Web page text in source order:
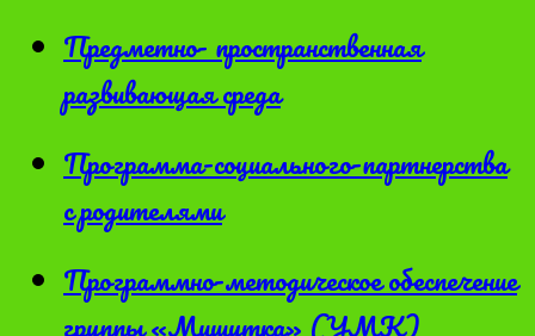
Предметно- пространственная
развивающая среда
Программа-социального-партнерства
с родителями
Программно-методическое обеспечение
группы «Мишутка» (УМК)